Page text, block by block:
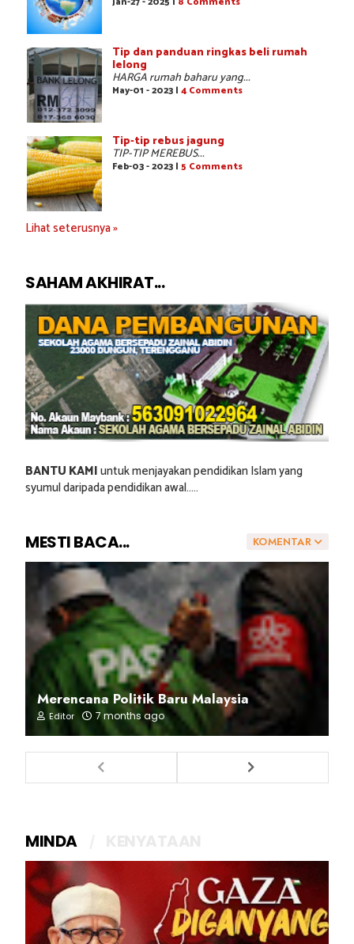
Tip dan panduan ringkas beli rumah
lelong
HARGA rumah baharu yang...
May-01 - 2023 | 4 Comments
Tip-tip rebus jagung
TIP-TIP MEREBUS...
Feb-03 - 2023 | 5 Comments
Lihat seterusnya »
SAHAM AKHIRAT...
BANTU KAMIuntuk menjayakan pendidikan Islam yang
syumul daripada pendidikan awal.....
KOMENTAR
MESTI BACA...
Merencana Politik Baru Malaysia
Editor 7 months ago
MINDA